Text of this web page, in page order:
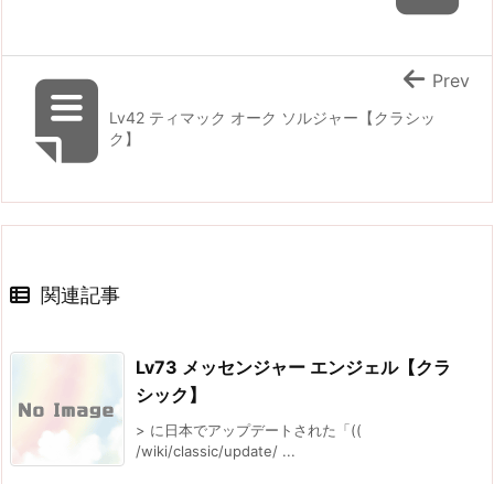
Lv42 ティマック オーク ソルジャー【クラシッ
ク】
Prev
関連記事
Lv73 メッセンジャー エンジェル【クラ
シック】
> に日本でアップデートされた「((
/wiki/classic/update/ ...